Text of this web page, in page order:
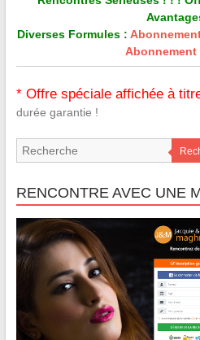
Diverses Formules :
Abonnement
* Offre spéciale affichée à
durée garantie !
RENCONTRE AVEC UNE